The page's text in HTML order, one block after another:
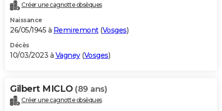
Créer une cagnotte obsèques
Naissance
26/05/1945 à Remiremont(Vosges)
Décès
10/03/2023 à Vagney(Vosges)
Gilbert MICLO (89 ans)
Créer une cagnotte obsèques